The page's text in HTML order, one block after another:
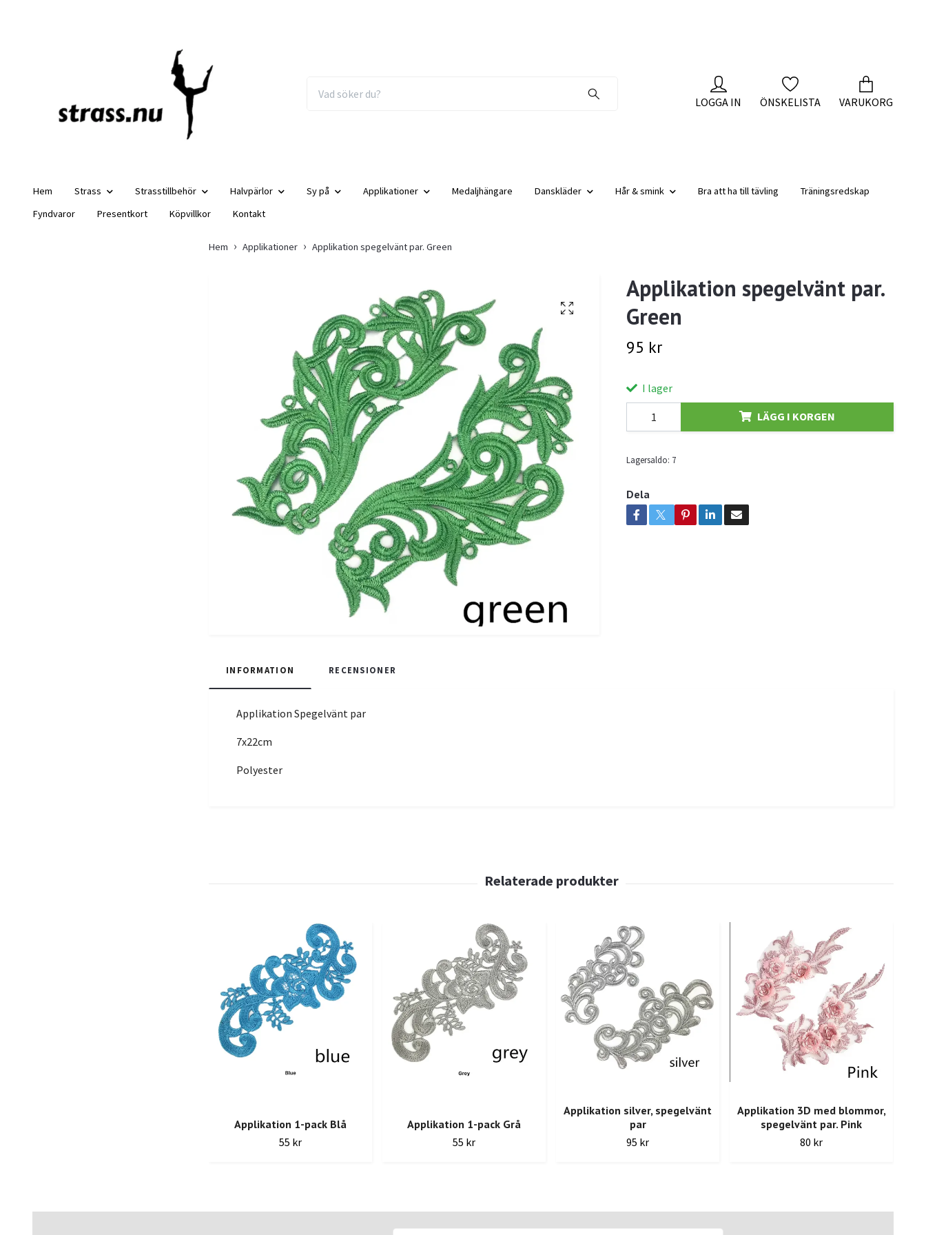
LOGGA IN ÖNSKELISTA VARUKORG
Hem Strass Strasstillbehör Halvpärlor Sy på Applikationer Medaljhängare Danskläder Hår & smink Bra att ha till tävling
Träningsredskap
Fyndvaror
Presentkort Köpvillkor Kontakt
Hem Applikationer Applikation spegelvänt par. Green
Applikation spegelvänt par.
Green
95 kr
I lager
LÄGG I KORGEN
Lagersaldo: 7
Dela
INFORMATION RECENSIONER
Applikation Spegelvänt par
7x22cm
Polyester
Applikation 1-pack Blå
55 kr
Applikation 1-pack Grå
55 kr
Applikation silver, spegelvänt
par
95 kr
Applikation 3D med blommor,
spegelvänt par. Pink
80 kr